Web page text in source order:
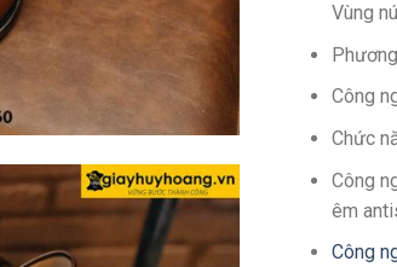
Vùng
Công
Chức
Công
êm
Công